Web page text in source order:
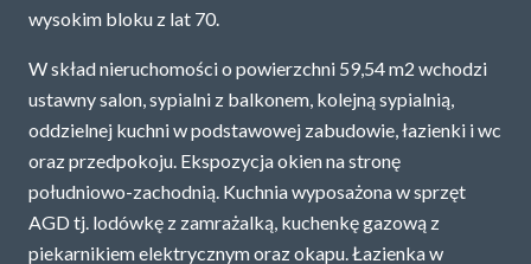
KONTAKT
POLITYKA PRYWATNOŚCI
wysokim bloku z lat 70.
W skład nieruchomości o powierzchni 59,54 m2 wchodzi
ustawny salon, sypialni z balkonem, kolejną sypialnią,
oddzielnej kuchni w podstawowej zabudowie, łazienki i wc
oraz przedpokoju. Ekspozycja okien na stronę
południowo-zachodnią. Kuchnia wyposażona w sprzęt
AGD tj. lodówkę z zamrażalką, kuchenkę gazową z
piekarnikiem elektrycznym oraz okapu. Łazienka w